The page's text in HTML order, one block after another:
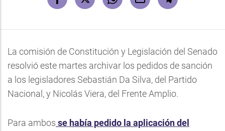
La comisión de Constitución y Legislación del Senado
resolvió este martes archivar los pedidos de sanción
a los legisladores Sebastián Da Silva, del Partido
Nacional, y Nicolás Viera, del Frente Amplio.
Para ambos se había pedido la aplicación del